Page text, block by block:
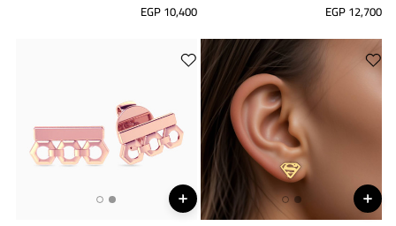
EGP 12,700
EGP 10,400